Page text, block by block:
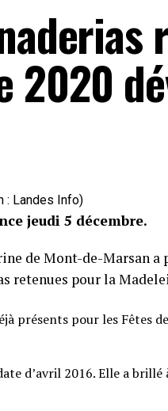
2020
: Landes Info)
jeudi 5 décembre.
de Mont-de-Marsan
retenues pour la
présents pour les Fêtes
d’avril 2016. Elle a